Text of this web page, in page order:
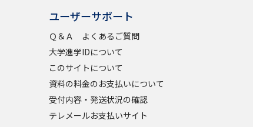
ユーザーサポート
Ｑ＆Ａ よくあるご質問
大学進学IDについて
このサイトについて
資料の料金のお支払いについて
受付内容・発送状況の確認
テレメールお支払いサイト